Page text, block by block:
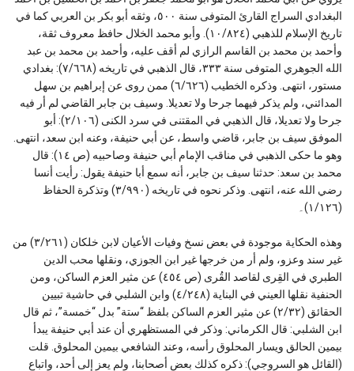
البغدادي السراج القارئ المتوفى سنة ٥٠٠، وثقه أبو بكر بن العربي كما في
تاريخ الإسلام للذهبي (١٠/٨٢٤). وأبو محمد الخلال حافظ معروف ثقة،
وأحمد بن محمد بن القاسم الرازي لم أقف عليه، وأحمد بن محمد بن عبد
الله الجوهري المتوفى سنة ٣٣٣، قال الذهبي في تاريخه (٧/٦٦٨): بغدادي
مستور، انتهى. وذكره الخطيب (٦/٦٢٦) ممن روى عن إبراهيم بن سهل
المدائني، ولم يذكر فيهما جرحا ولا تعديلا. وسيف بن جابر القاضي لم أر فيه
جرحا ولا تعديلا، قال الذهبي في المقتنى في سرد الكنى (٢/١٠٦): أبو
الموفق سيف بن جابر، قاضي واسط، عن أبي حنيفة، وعنه ابن سعد، انتهى.
وهو ما حكى الذهبي في مناقب الإمام أبي حنيفة وصاحبيه (ص ١٤): قال
محمد بن سعد: حدثنا سيف بن جابر، أنه سمع أبا حنيفة يقول: رأيت أنسا
رضي الله عنه، انتهى. وذكر نحوه في تاريخه (٣/٩٩٠) وتذكرة الحفاظ
(١/١٢٦)۔
وهذه الحكاية موجودة في بعض نسخ وفيات الأعيان لابن خلكان (٣/٢٦١) من
غير سند وعزو، ولم أر من خرجها غير ابن الجوزي، ونقلها محب الدين
الطبري في القِرى لقاصد القُرى (ص ٤٥٤) عن مثير العزم الساكن، ومن
الحنفية نقلها العيني في البناية (٤/٢٤٨) وابن الشلبي في حاشية تبيين
الحقائق (٢/٣٢) عن مثير العزم الساكن بلفظ “ستة” بدل “خمسة”، ثم قال
ابن الشلبي: قال الكرماني: وذكر في المستظهري أن عند أبي حنيفة يبدأ
بيمين الحالق ويسار المحلوق رأسه، وعند الشافعي بيمين المحلوق. قلت
(القائل هو السروجي): ذكره كذلك بعض أصحابنا، ولم يعز إلى أحد، واتباع